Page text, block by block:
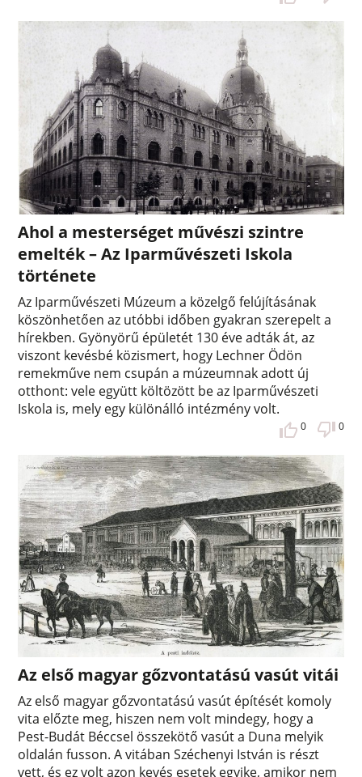
Ahol a mesterséget művészi szintre
emelték – Az Iparművészeti Iskola
története
Az Iparművészeti Múzeum a közelgő felújításának
köszönhetően az utóbbi időben gyakran szerepelt a
hírekben. Gyönyörű épületét 130 éve adták át, az
viszont kevésbé közismert, hogy Lechner Ödön
remekműve nem csupán a múzeumnak adott új
otthont: vele együtt költözött be az Iparművészeti
Iskola is, mely egy különálló intézmény volt.
0 0
Az első magyar gőzvontatású vasút vitái
Az első magyar gőzvontatású vasút építését komoly
vita előzte meg, hiszen nem volt mindegy, hogy a
Pest-Budát Béccsel összekötő vasút a Duna melyik
oldalán fusson. A vitában Széchenyi István is részt
vett, és ez volt azon kevés esetek egyike, amikor nem